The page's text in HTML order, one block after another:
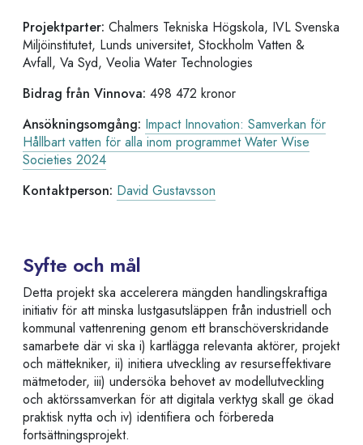
Projektparter: Chalmers Tekniska Högskola, IVL Svenska
Miljöinstitutet, Lunds universitet, Stockholm Vatten &
Avfall, Va Syd, Veolia Water Technologies
Bidrag från Vinnova: 498 472 kronor
Ansökningsomgång: Impact Innovation: Samverkan för
Hållbart vatten för alla inom programmet Water Wise
Societies 2024
Kontaktperson: David Gustavsson
Syfte och mål
Detta projekt ska accelerera mängden handlingskraftiga
initiativ för att minska lustgasutsläppen från industriell och
kommunal vattenrening genom ett branschöverskridande
samarbete där vi ska i) kartlägga relevanta aktörer, projekt
och mättekniker, ii) initiera utveckling av resurseffektivare
mätmetoder, iii) undersöka behovet av modellutveckling
och aktörssamverkan för att digitala verktyg skall ge ökad
praktisk nytta och iv) identifiera och förbereda
fortsättningsprojekt.